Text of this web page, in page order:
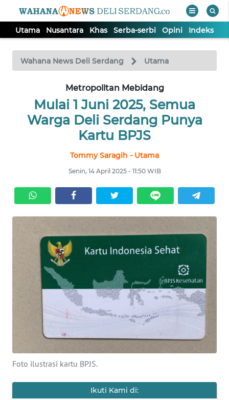
Utama Nusantara Khas Serba-serbi Opini Indeks
Wahana News Deli Serdang Utama
Metropolitan Mebidang
Mulai 1 Juni 2025, Semua
Warga Deli Serdang Punya
Kartu BPJS
Tommy Saragih - Utama
Senin, 14 April 2025 - 11:50 WIB
Foto ilustrasi kartu BPJS.
Ikuti Kami di:
TV
Tutup
NUSANTARA
SERBI
OPINI
IKLAN